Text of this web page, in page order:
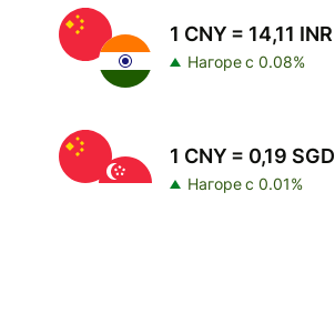
1 CNY = 14,11 INR
Нагоре с 0.08%
1 CNY = 0,19 SGD
Нагоре с 0.01%